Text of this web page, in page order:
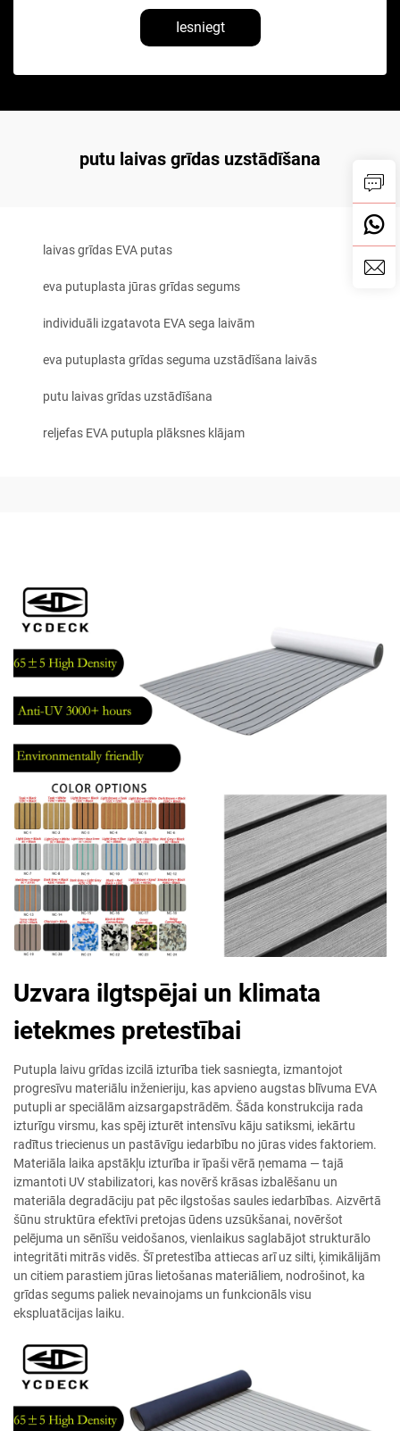
Iesniegt
putu laivas grīdas uzstādīšana
laivas grīdas EVA putas
eva putuplasta jūras grīdas segums
individuāli izgatavota EVA sega laivām
eva putuplasta grīdas seguma uzstādīšana laivās
putu laivas grīdas uzstādīšana
reljefas EVA putupla plāksnes klājam
Uzvara ilgtspējai un klimata
ietekmes pretestībai
Putupla laivu grīdas izcilā izturība tiek sasniegta, izmantojot
progresīvu materiālu inženieriju, kas apvieno augstas blīvuma EVA
putupli ar speciālām aizsargapstrādēm. Šāda konstrukcija rada
izturīgu virsmu, kas spēj izturēt intensīvu kāju satiksmi, iekārtu
radītus triecienus un pastāvīgu iedarbību no jūras vides faktoriem.
Materiāla laika apstākļu izturība ir īpaši vērā ņemama — tajā
izmantoti UV stabilizatori, kas novērš krāsas izbalēšanu un
materiāla degradāciju pat pēc ilgstošas saules iedarbības. Aizvērtā
šūnu struktūra efektīvi pretojas ūdens uzsūkšanai, novēršot
pelējuma un sēnīšu veidošanos, vienlaikus saglabājot strukturālo
integritāti mitrās vidēs. Šī pretestība attiecas arī uz silti, ķimikālijām
un citiem parastiem jūras lietošanas materiāliem, nodrošinot, ka
grīdas segums paliek nevainojams un funkcionāls visu
ekspluatācijas laiku.